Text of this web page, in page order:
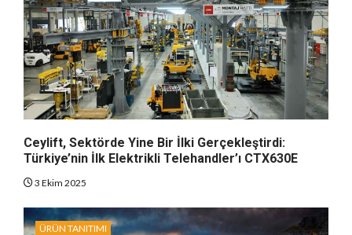
Ceylift, Sektörde Yine Bir İlki Gerçekleştirdi:
Türkiye’nin İlk Elektrikli Telehandler’ı CTX630E
3 Ekim 2025
ÜRÜN TANITIMI